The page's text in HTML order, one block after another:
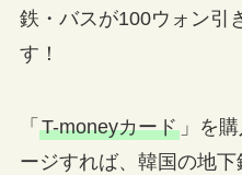
鉄・バスが100ウォン引
す！
「 T-moneyカード」を
ージすれば、韓国の地